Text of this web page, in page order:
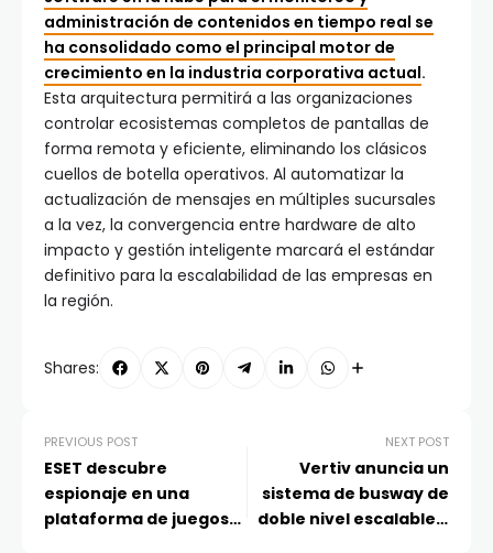
administración de contenidos en tiempo real se
ha consolidado como el principal motor de
crecimiento en la industria corporativa actual.
Esta arquitectura permitirá a las organizaciones
controlar ecosistemas completos de pantallas de
forma remota y eficiente, eliminando los clásicos
cuellos de botella operativos. Al automatizar la
actualización de mensajes en múltiples sucursales
a la vez, la convergencia entre hardware de alto
impacto y gestión inteligente marcará el estándar
definitivo para la escalabilidad de las empresas en
la región.
Shares:
PREVIOUS POST
ESET descubre
espionaje en una
plataforma de juegos
NEXT POST
Vertiv anuncia un
sistema de busway de
doble nivel escalable y